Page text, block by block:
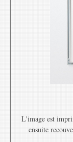
L'image est
ensuite